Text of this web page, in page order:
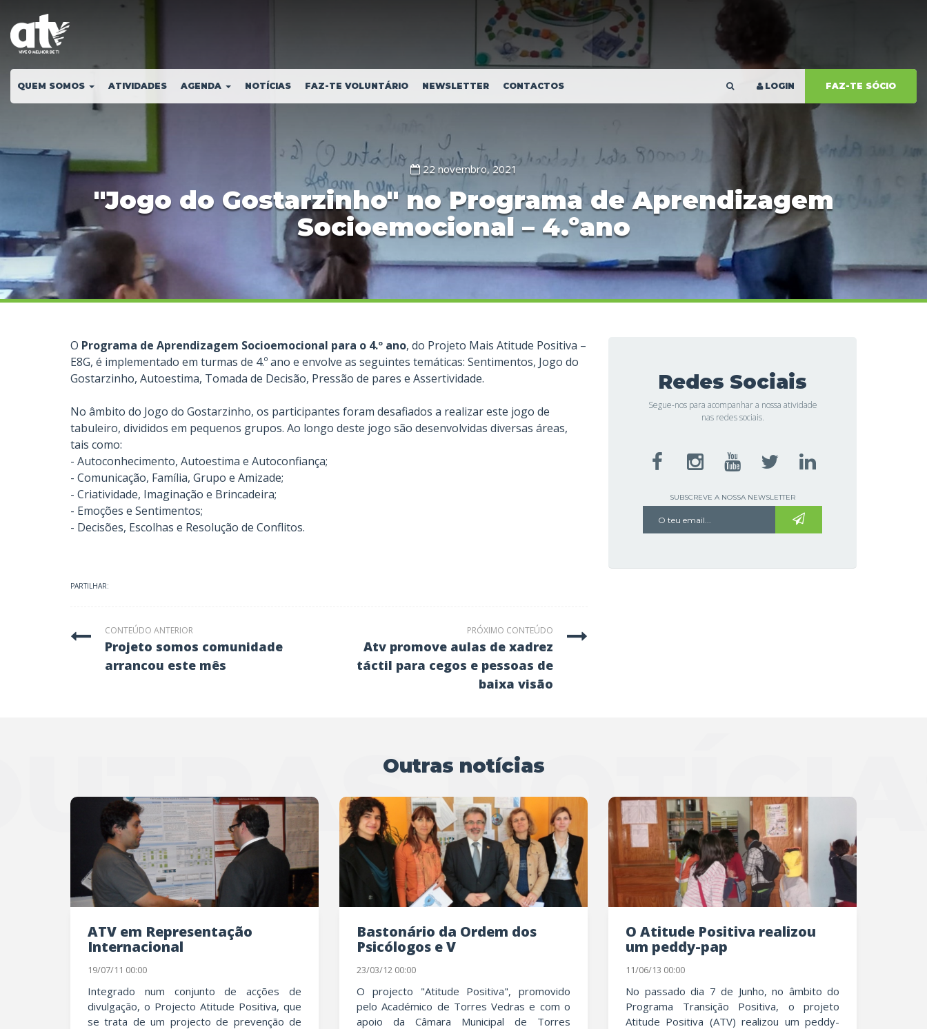
QUEM SOMOS ATIVIDADES AGENDA NOTÍCIAS FAZ-TE VOLUNTÁRIO NEWSLETTER CONTACTOS LOGIN FAZ-TE SÓCIO
22 novembro, 2021
"Jogo do Gostarzinho" no Programa de Aprendizagem
Socioemocional – 4.ºano
O Programa de Aprendizagem Socioemocional para o 4.º ano, do Projeto Mais Atitude Positiva –
E8G, é implementado em turmas de 4.º ano e envolve as seguintes temáticas: Sentimentos, Jogo do
Gostarzinho, Autoestima, Tomada de Decisão, Pressão de pares e Assertividade.
No âmbito do Jogo do Gostarzinho, os participantes foram desafiados a realizar este jogo de
tabuleiro, divididos em pequenos grupos. Ao longo deste jogo são desenvolvidas diversas áreas,
tais como:
- Autoconhecimento, Autoestima e Autoconfiança;
- Comunicação, Família, Grupo e Amizade;
- Criatividade, Imaginação e Brincadeira;
- Emoções e Sentimentos;
- Decisões, Escolhas e Resolução de Conflitos.
PARTILHAR:
CONTEÚDO ANTERIOR
projeto somos comunidade
arrancou este mês
PRÓXIMO CONTEÚDO
atv promove aulas de xadrez
táctil para cegos e pessoas de
baixa visão
Redes Sociais
Segue-nos para acompanhar a nossa atividade
nas redes sociais.
SUBSCREVE A NOSSA NEWSLETTER
Outras notícias
ATV em Representação
Internacional
19/07/11 00:00
Integrado num conjunto de acções de
divulgação, o Projecto Atitude Positiva, que
se trata de um projecto de prevenção de
Bastonário da Ordem dos
Psicólogos e V
23/03/12 00:00
O projecto "Atitude Positiva", promovido
pelo Académico de Torres Vedras e com o
apoio da Câmara Municipal de Torres
O Atitude Positiva realizou
um peddy-pap
11/06/13 00:00
No passado dia 7 de Junho, no âmbito do
Programa Transição Positiva, o projeto
Atitude Positiva (ATV) realizou um peddy-